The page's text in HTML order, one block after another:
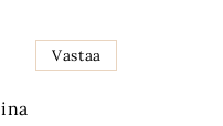
Vastaa